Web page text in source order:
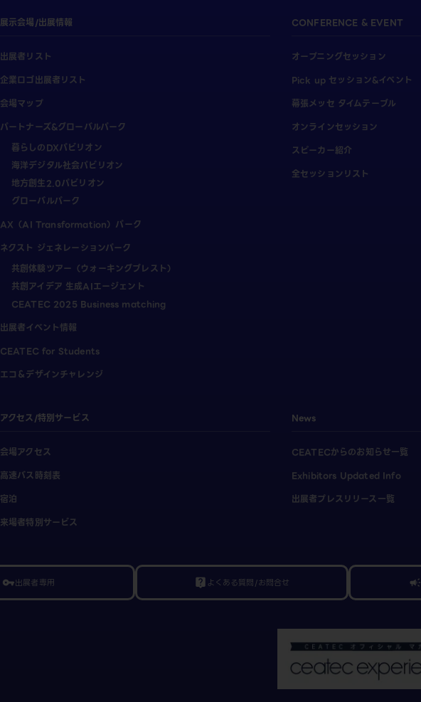
展示会場/出展情報
出展者リスト
企業ロゴ出展者リスト
会場マップ
パートナーズ&グローバルパーク
暮らしのDXパビリオン
海洋デジタル社会パビリオン
地方創生2.0パビリオン
グローバルパーク
AX（AI Transformation）パーク
ネクスト ジェネレーションパーク
共創体験ツアー（ウォーキングブレスト）
共創アイデア 生成AIエージェント
CEATEC 2025 Business matching
出展者イベント情報
CEATEC for Students
エコ＆デザインチャレンジ
CONFERENCE & EVENT
オープニングセッション
Pick up セッション&イベント
幕張メッセ タイムテーブル
オンラインセッション
スピーカー紹介
全セッションリスト
アクセス/特別サービス
会場アクセス
高速バス時刻表
宿泊
来場者特別サービス
News
CEATECからのお知らせ一覧
Exhibitors Updated Info
出展者プレスリリース一覧
vpn_key出展者専用 live_help よくある質問/お問合せ campaign